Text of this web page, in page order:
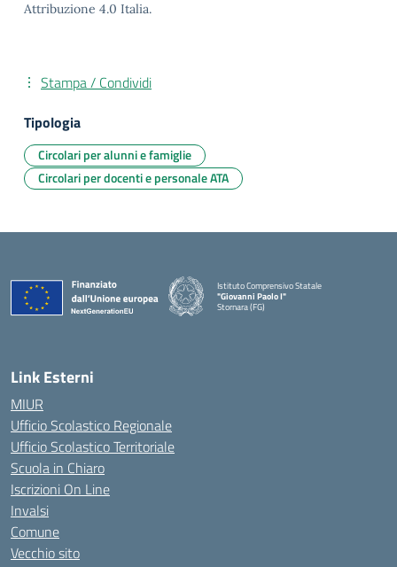
Attribuzione 4.0 Italia.
Stampa / Condividi
Tipologia
Circolari per alunni e famiglie
Circolari per docenti e personale ATA
Istituto Comprensivo Statale
"Giovanni Paolo I"
Stornara (FG)
Link Esterni
MIUR
Ufficio Scolastico Regionale
Ufficio Scolastico Territoriale
Scuola in Chiaro
Iscrizioni On Line
Invalsi
Comune
Vecchio sito